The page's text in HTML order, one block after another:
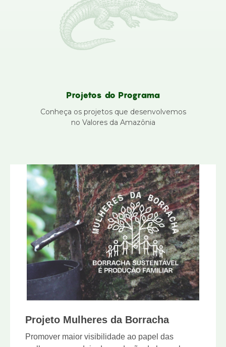
Projetos do Programa
Conheça os projetos que desenvolvemos
no Valores da Amazônia
Projeto Mulheres da Borracha
Promover maior visibilidade ao papel das